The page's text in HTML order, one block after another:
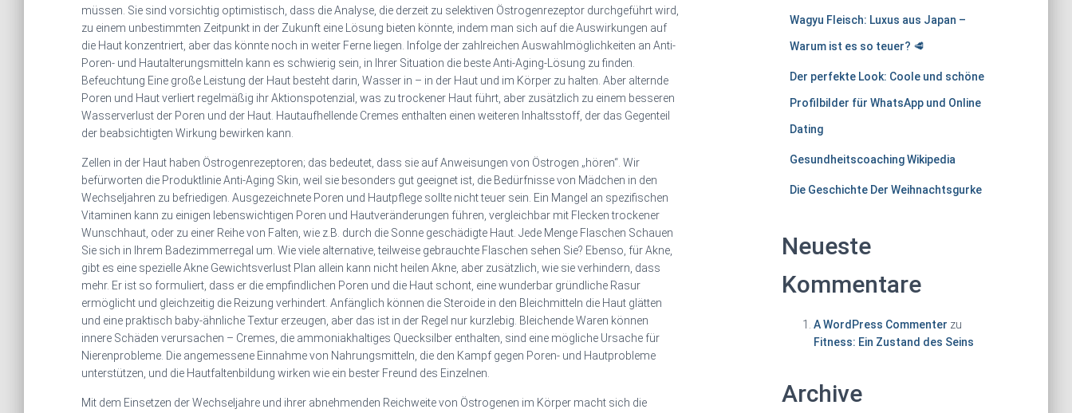
müssen. Sie sind vorsichtig optimistisch, dass die Analyse, die derzeit zu selektiven Östrogenrezeptor durchgeführt wird,
zu einem unbestimmten Zeitpunkt in der Zukunft eine Lösung bieten könnte, indem man sich auf die Auswirkungen auf
die Haut konzentriert, aber das könnte noch in weiter Ferne liegen. Infolge der zahlreichen Auswahlmöglichkeiten an Anti-
Poren- und Hautalterungsmitteln kann es schwierig sein, in Ihrer Situation die beste Anti-Aging-Lösung zu finden.
Befeuchtung Eine große Leistung der Haut besteht darin, Wasser in – in der Haut und im Körper zu halten. Aber alternde
Poren und Haut verliert regelmäßig ihr Aktionspotenzial, was zu trockener Haut führt, aber zusätzlich zu einem besseren
Wasserverlust der Poren und der Haut. Hautaufhellende Cremes enthalten einen weiteren Inhaltsstoff, der das Gegenteil
der beabsichtigten Wirkung bewirken kann.
Zellen in der Haut haben Östrogenrezeptoren; das bedeutet, dass sie auf Anweisungen von Östrogen „hören“. Wir
befürworten die Produktlinie Anti-Aging Skin, weil sie besonders gut geeignet ist, die Bedürfnisse von Mädchen in den
Wechseljahren zu befriedigen. Ausgezeichnete Poren und Hautpflege sollte nicht teuer sein. Ein Mangel an spezifischen
Vitaminen kann zu einigen lebenswichtigen Poren und Hautveränderungen führen, vergleichbar mit Flecken trockener
Wunschhaut, oder zu einer Reihe von Falten, wie z.B. durch die Sonne geschädigte Haut. Jede Menge Flaschen Schauen
Sie sich in Ihrem Badezimmerregal um. Wie viele alternative, teilweise gebrauchte Flaschen sehen Sie? Ebenso, für Akne,
gibt es eine spezielle Akne Gewichtsverlust Plan allein kann nicht heilen Akne, aber zusätzlich, wie sie verhindern, dass
mehr. Er ist so formuliert, dass er die empfindlichen Poren und die Haut schont, eine wunderbar gründliche Rasur
ermöglicht und gleichzeitig die Reizung verhindert. Anfänglich können die Steroide in den Bleichmitteln die Haut glätten
und eine praktisch baby-ähnliche Textur erzeugen, aber das ist in der Regel nur kurzlebig. Bleichende Waren können
innere Schäden verursachen – Cremes, die ammoniakhaltiges Quecksilber enthalten, sind eine mögliche Ursache für
Nierenprobleme. Die angemessene Einnahme von Nahrungsmitteln, die den Kampf gegen Poren- und Hautprobleme
unterstützen, und die Hautfaltenbildung wirken wie ein bester Freund des Einzelnen.
Mit dem Einsetzen der Wechseljahre und ihrer abnehmenden Reichweite von Östrogenen im Körper macht sich die
Wagyu Fleisch: Luxus aus Japan –
Warum ist es so teuer? 🥩
Der perfekte Look: Coole und schöne
Profilbilder für WhatsApp und Online
Dating
Gesundheitscoaching Wikipedia
Die Geschichte Der Weihnachtsgurke
Neueste
Kommentare
A WordPress Commenter zu
Fitness: Ein Zustand des Seins
Archive